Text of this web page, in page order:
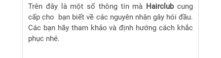
Trên đây là một số thông tin mà Hairclubcung
cấp cho bạn biết về các nguyên nhân gây hói đầu.
Các bạn hãy tham khảo và định hướng cách khắc
phục nhé.